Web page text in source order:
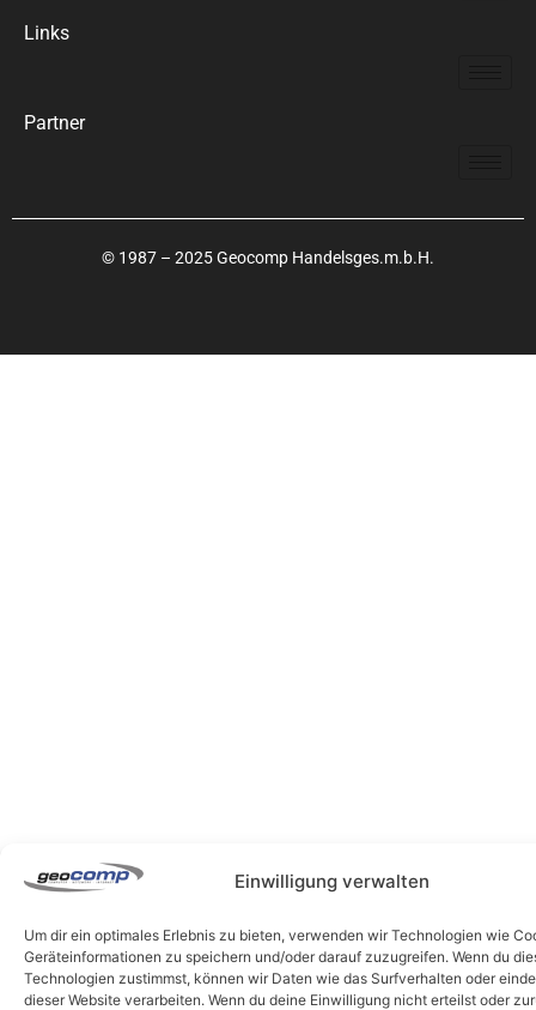
Einwilligung verwalten
Um dir ein optimales Erlebnis zu bieten, verwenden wir Technologien wie
Geräteinformationen zu speichern und/oder darauf zuzugreifen. Wenn du
Technologien zustimmst, können wir Daten wie das Surfverhalten oder
dieser Website verarbeiten. Wenn du deine Einwilligung nicht erteilst oder
Links
Partner
© 1987 – 2025 Geocomp Handelsges.m.b.H.